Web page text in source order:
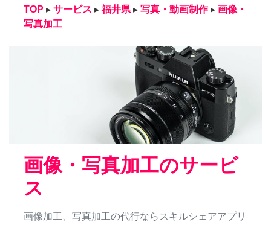
TOP ▸ サービス ▸ 福井県 ▸ 写真・動画制作 ▸ 画像・
写真加工
画像・写真加工のサービ
ス
画像加工、写真加工の代行ならスキルシェアアプリ